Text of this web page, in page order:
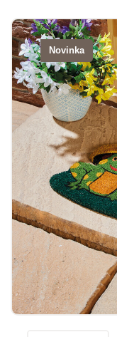
Novinka